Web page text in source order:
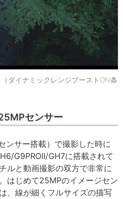
ダイナミックレンジブーストON条
センサー
ンサー搭載）で撮影した時に
G9PROII/GH7に搭載されて
ルと動画撮影の双方で非常に
はじめて25MPのイメージセン
、線が細くフルサイズの描写